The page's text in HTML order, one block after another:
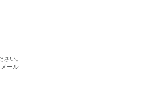
い。
ール